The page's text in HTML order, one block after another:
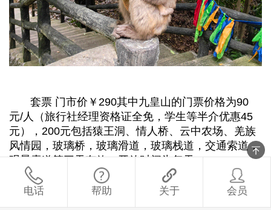
套票 门市价￥290其中九皇山的门票价格为90
元/人（旅行社经理资格证全免，学生等半介优惠45
元），200元包括猿王洞、‌情人桥、‌云中农场、‌羌族
风情园，玻璃桥，玻璃滑道，玻璃栈道，交通索道，
观景索道等三天有效，开放时间为每天08:00-18:0
0，确保了游客有充足的时间探索这个美丽的景区，
可自行规划时间，夏季推荐带小孩前往。
电话 帮助 关于 会员